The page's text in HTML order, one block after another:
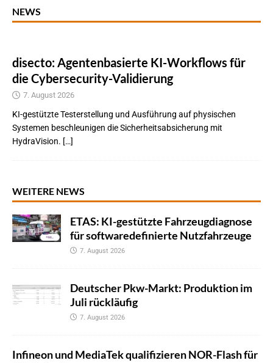
NEWS
disecto: Agentenbasierte KI-Workflows für
die Cybersecurity-Validierung
7. August 2026
KI-gestützte Testerstellung und Ausführung auf physischen
Systemen beschleunigen die Sicherheitsabsicherung mit
HydraVision. […]
WEITERE NEWS
ETAS: KI-gestützte Fahrzeugdiagnose
für softwaredefinierte Nutzfahrzeuge
7. August 2026
Deutscher Pkw-Markt: Produktion im
Juli rückläufig
7. August 2026
Infineon und MediaTek qualifizieren NOR-Flash für